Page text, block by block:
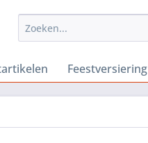
Feestversiering